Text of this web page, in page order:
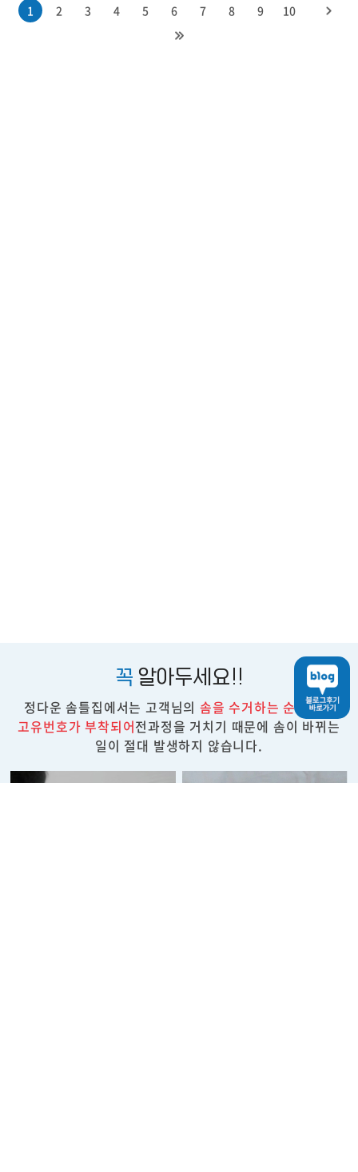
1 2 3 4 5 6 7 8 9 10
꼭 알아두세요!!
정다운 솜틀집에서는 고객님의솜을 수거하는 순간부터
고유번호가 부착되어전과정을 거치기 때문에 솜이 바뀌는
일이 절대 발생하지 않습니다.